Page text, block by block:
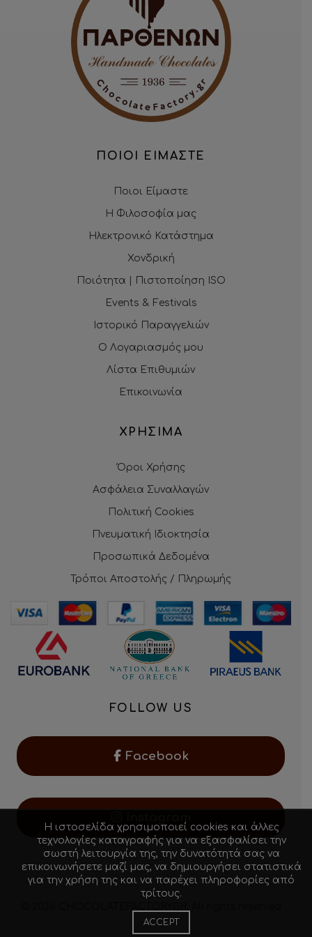
ΠΟΙΟΙ ΕΙΜΑΣΤΕ
Ποιοι Είμαστε
Η Φιλοσοφία μας
Ηλεκτρονικό Κατάστημα
Χονδρική
Ποιότητα | Πιστοποίηση ISO
Events & Festivals
Ιστορικό Παραγγελιών
Ο Λογαριασμός μου
Λίστα Επιθυμιών
Επικοινωνία
ΧΡΗΣΙΜΑ
Όροι Χρήσης
Ασφάλεια Συναλλαγών
Πολιτική Cookies
Πνευματική Ιδιοκτησία
Προσωπικά Δεδομένα
Τρόποι Αποστολής / Πληρωμής
FOLLOW US
Facebook
Η ιστοσελίδα χρησιμοποιεί cookies και άλλες
τεχνολογίες καταγραφής για να εξασφαλίσει την
σωστή λειτουργία της, την δυνατότητά σας να
επικοινωνήσετε μαζί μας, να δημιουργήσει στατιστικά
για την χρήση της και να παρέχει πληροφορίες από
τρίτους.
ACCEPT